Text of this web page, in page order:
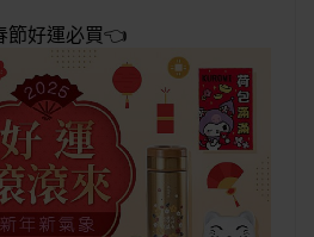
節好運必買👈